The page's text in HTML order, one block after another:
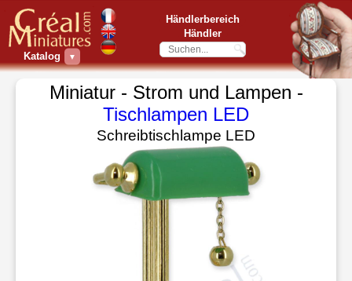
Katalog ▼
Händlerbereich
Händler
Miniatur - Strom und Lampen -
Tischlampen LED
Schreibtischlampe LED